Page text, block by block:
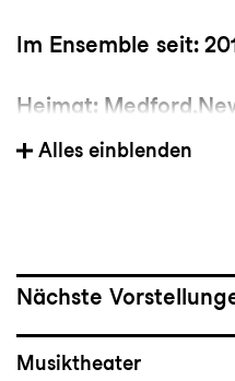
Im Ensemble seit:
Heimat:
Vorherige(s)
Liebe zu den drei
Opera und am
Alles einblenden
Nächste
Musiktheater